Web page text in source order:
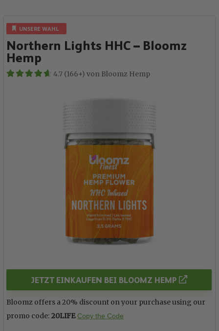
UNSERE WAHL
Northern Lights HHC – Bloomz
Hemp
4.7 (166+) von Bloomz Hemp
JETZT EINKAUFEN BEI BLOOMZ HEMP
Bloomz offers a 20% discount on your purchase using our
promo code: 20LIFE Copy the Code